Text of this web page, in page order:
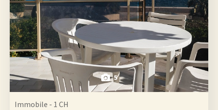
5
Immobile - 1 CH